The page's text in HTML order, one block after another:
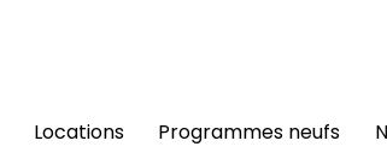
locations programmes neufs